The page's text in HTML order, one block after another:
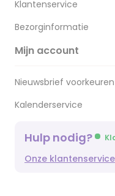
Klantenservice
Bezorginformatie
Mijn account
Nieuwsbrief voorkeuren
Kalenderservice
Hulp nodig?
Onze klantenservice